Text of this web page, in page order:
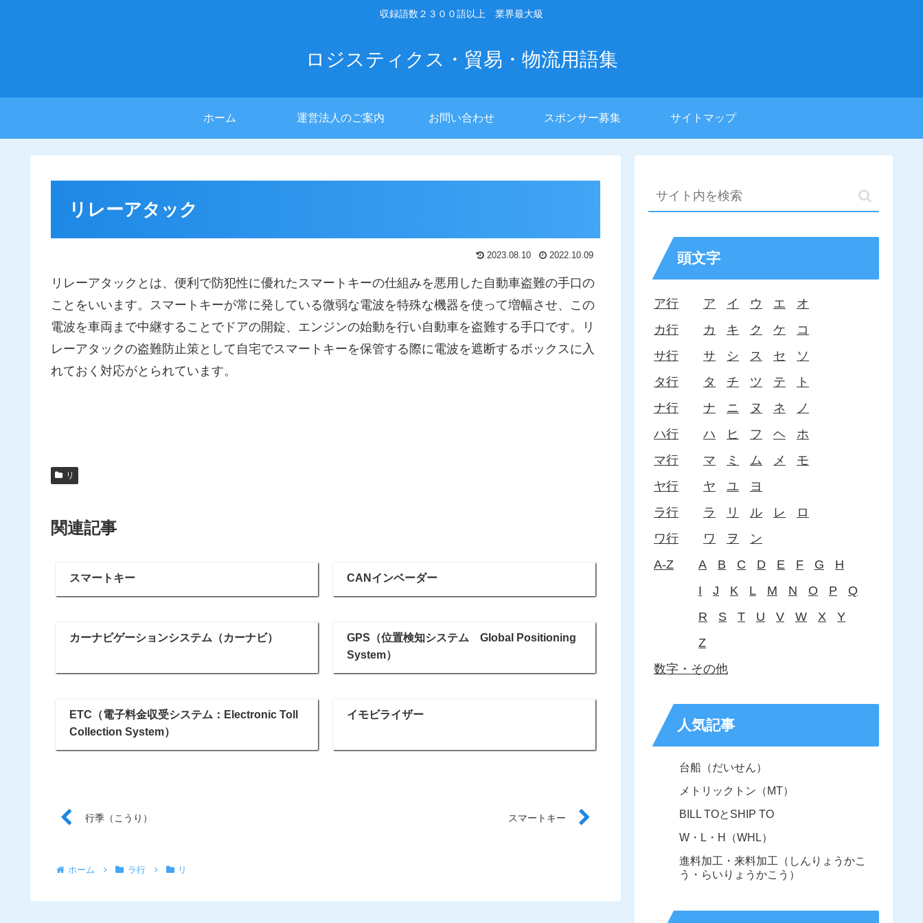
収録語数２３００語以上 業界最大級
ロジスティクス・貿易・物流用語集
ホーム 運営法人のご案内 お問い合わせ スポンサー募集 サイトマップ
リレーアタック
2023.08.10 2022.10.09
リレーアタックとは、便利で防犯性に優れたスマートキーの仕組みを悪用した自動車盗難の手口の
ことをいいます。スマートキーが常に発している微弱な電波を特殊な機器を使って増幅させ、この
電波を車両まで中継することでドアの開錠、エンジンの始動を行い自動車を盗難する手口です。リ
レーアタックの盗難防止策として自宅でスマートキーを保管する際に電波を遮断するボックスに入
れておく対応がとられています。
リ
関連記事
スマートキー CANインベーダー
カーナビゲーションシステム（カーナビ）
GPS（位置検知システム Global Positioning
System）
ETC（電子料金収受システム：Electronic Toll
Collection System）
イモビライザー
行季（こうり） スマートキー
ホーム ラ行 リ
頭文字
ア行 ア イ ウ エ
オ
カ行
カ キ ク ケ
コ
サ行
サ シ ス セ
ソ
タ行
タ チ ツ テ
ト
ナ行
ナ ニ ヌ ネ
ノ
ハ行
ハ ヒ フ ヘ
ホ
マ行
マ ミ ム メ
モ
ヤ行
ヤ ユ
ヨ
ラ行
ラ リ ル レ
ロ
ワ行
ワ ヲ
ン
A-Z
A B C D E F G
H
I
J K L M N O P
Q
R
S T U V W X
Y
Z
数字・その他
人気記事
台船（だいせん）
メトリックトン（MT）
BILL TOとSHIP TO
W・L・H（WHL）
進料加工・来料加工（しんりょうかこ
う・らいりょうかこう）